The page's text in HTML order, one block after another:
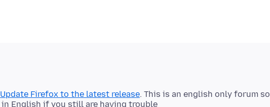
Update Firefox to the latest release. This is an english only forum so